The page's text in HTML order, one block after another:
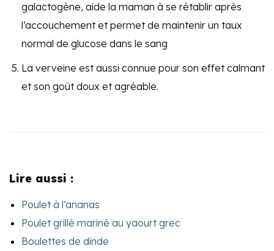
galactogène, aide la maman à se rétablir après
l’accouchement et permet de maintenir un taux
normal de glucose dans le sang
La verveine est aussi connue pour son effet calmant
et son goût doux et agréable.
Lire aussi :
Poulet à l’ananas
Poulet grillé mariné au yaourt grec
Boulettes de dinde